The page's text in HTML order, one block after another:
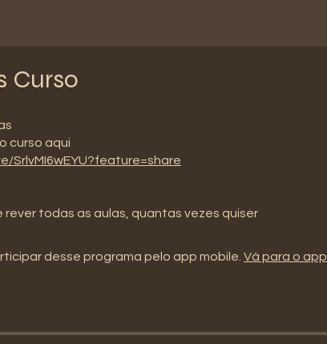
Curso
SrlvMI6wEYU?feature=share
rever todas as aulas, quantas vezes quiser
desse programa pelo app mobile. Vá para o app